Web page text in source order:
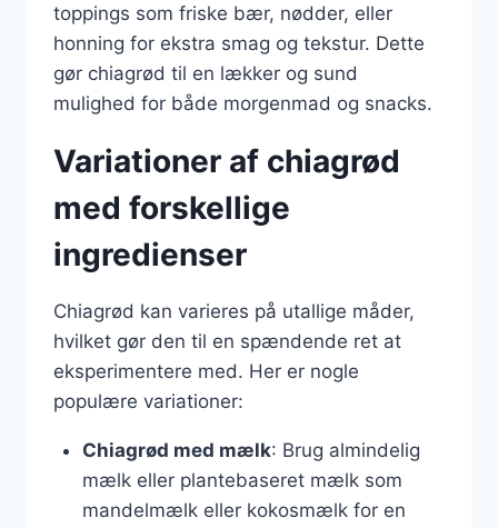
toppings som friske bær, nødder, eller
honning for ekstra smag og tekstur. Dette
gør chiagrød til en lækker og sund
mulighed for både morgenmad og snacks.
Variationer af chiagrød
med forskellige
ingredienser
Chiagrød kan varieres på utallige måder,
hvilket gør den til en spændende ret at
eksperimentere med. Her er nogle
populære variationer:
Chiagrød med mælk: Brug almindelig
mælk eller plantebaseret mælk som
mandelmælk eller kokosmælk for en